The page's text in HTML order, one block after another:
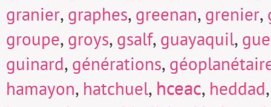
granier, graphes, greenan, grenier,
groupe, groys, gsalf, guayaquil,
guinard, générations,
hamayon, hatchuel, hceac, heddad